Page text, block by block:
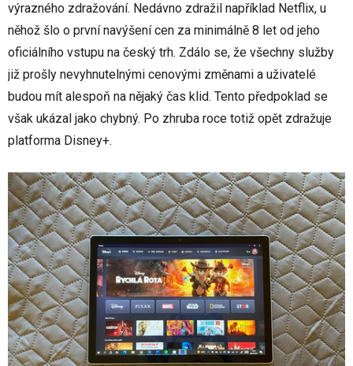
výrazného zdražování. Nedávno zdražil například Netflix, u
něhož šlo o první navýšení cen za minimálně 8 let od jeho
oficiálního vstupu na český trh. Zdálo se, že všechny služby
již prošly nevyhnutelnými cenovými změnami a uživatelé
budou mít alespoň na nějaký čas klid. Tento předpoklad se
však ukázal jako chybný. Po zhruba roce totiž opět zdražuje
platforma Disney+.